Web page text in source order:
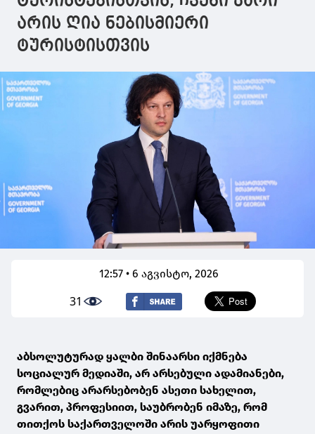
არის ღია ნებისმიერი
ტურისტისთვის
12:57 • 6 აგვისტო, 2026
31
აბსოლუტურად ყალბი შინაარსი იქმნება
სოციალურ მედიაში, არ არსებული ადამიანები,
რომლებიც არარსებობენ ასეთი სახელით,
გვარით, პროფესიით, საუბრობენ იმაზე, რომ
თითქოს საქართველოში არის უარყოფითი